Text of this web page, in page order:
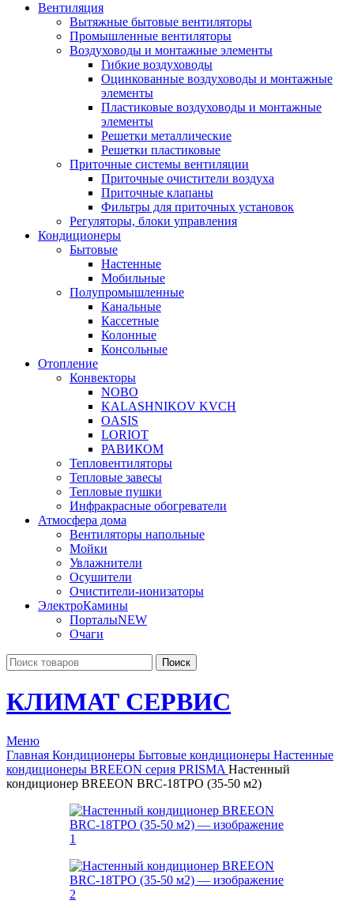
Вентиляция
Вытяжные бытовые вентиляторы
Промышленные вентиляторы
Воздуховоды и монтажные элементы
Гибкие воздуховоды
Оцинкованные воздуховоды и монтажные
элементы
Пластиковые воздуховоды и монтажные
элементы
Решетки металлические
Решетки пластиковые
Приточные системы вентиляции
Приточные очистители воздуха
Приточные клапаны
Фильтры для приточных установок
Регуляторы, блоки управления
Кондиционеры
Бытовые
Настенные
Мобильные
Полупромышленные
Канальные
Кассетные
Колонные
Консольные
Отопление
Конвекторы
NOBO
KALASHNIKOV KVCH
OASIS
LORIOT
РАВИКОМ
Тепловентиляторы
Тепловые завесы
Тепловые пушки
Инфракрасные обогреватели
Атмосфера дома
Вентиляторы напольные
Мойки
Увлажнители
Осушители
Очистители-ионизаторы
ЭлектроКамины
ПорталыNEW
Очаги
Поиск
КЛИМАТ СЕРВИС
Меню
Главная Кондиционеры Бытовые кондиционеры Настенные
кондиционеры BREEON серия PRISMA Настенный
кондиционер BREEON BRC-18TPO (35-50 м2)